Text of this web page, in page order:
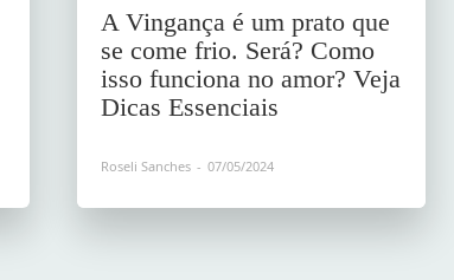
A Vingança é um prato que
se come frio. Será? Como
isso funciona no amor? Veja
Dicas Essenciais
Roseli Sanches - 07/05/2024